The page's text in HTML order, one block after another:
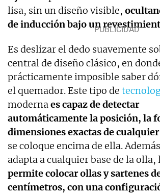
lisa, sin un diseño visible,
de inducción bajo un
Es deslizar el dedo suavemente
central de diseño clásico, en
prácticamente imposible saber
el quemador. Este tipo de
modernaes capaz de detectar
automáticamente la posición, la
dimensiones exactas de
se coloque encima de ella.
adapta a cualquier base de la olla,
permite colocar ollas y sartenes
centímetros, con una